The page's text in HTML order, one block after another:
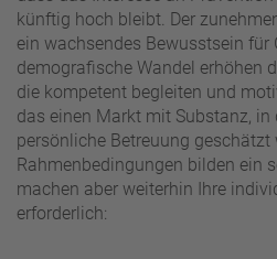
künftig hoch bleibt. Der
ein wachsendes Bewusstsein für
demografische Wandel erhöhen
die kompetent begleiten und
das einen Markt mit Substanz, in
persönliche Betreuung geschätzt
Rahmenbedingungen bilden ein
machen aber weiterhin Ihre
erforderlich: